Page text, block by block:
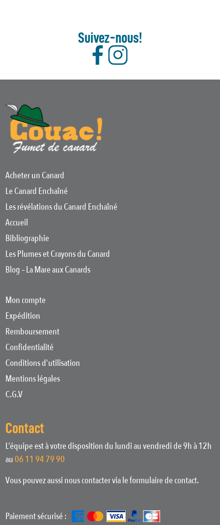
Suivez-nous!
Acheter un Canard
Le Canard Enchaîné
Les révélations du Canard Enchaîné
Accueil
Bibliographie
Les Plumes et Crayons du Canard
Blog – La Mare aux Canards
Mon compte
Expédition
Remboursement
Confidentialité
Conditions d’utilisation
Mentions légales
C.G.V
Contact
L’équipe est à votre disposition du lundi au vendredi de 9h à 12h
au06 11 94 79 90
Vous pouvez aussi nous contacter via le formulaire de contact.
Paiement sécurisé :